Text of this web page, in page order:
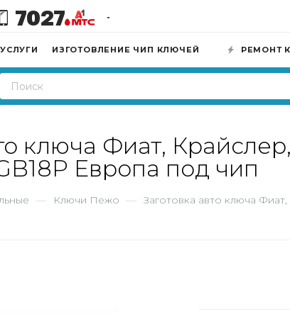
7027
УСЛУГИ ИЗГОТОВЛЕНИЕ ЧИП КЛЮЧЕЙ РЕМОНТ
ключа Фиат,
Европа под чип
— Ключи Пежо — Заготовка авто ключа